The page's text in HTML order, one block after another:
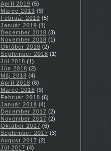
Apríl 2019 (5)
Marec 2019 (9)
Február 2019 (5)
Január 2019 (1)
December 2018 (3)
November 2018 (1)
Október 2018 (2)
September 2018 (1)
Júl 2018 (1)
Jún 2018 (2)
Máj 2018 (4)
Apríl 2018 (6)
Marec 2018 (9)
Február 2018 (6)
Január 2018 (4)
December 2017 (2)
November 2017 (2)
Október 2017 (6)
September 2017 (3)
August 2017 (2)
Júl 2017 (4)